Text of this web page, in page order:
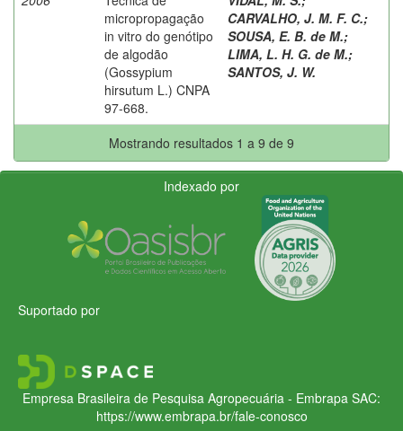
micropropagação
in vitro do genótipo
de algodão
(Gossypium
hirsutum L.) CNPA
97-668.
CARVALHO, J. M. F. C.;
SOUSA, E. B. de M.;
LIMA, L. H. G. de M.;
SANTOS, J. W.
Mostrando resultados 1 a 9 de 9
Indexado por
Suportado por
Empresa Brasileira de Pesquisa Agropecuária - Embrapa SAC:
https://www.embrapa.br/fale-conosco